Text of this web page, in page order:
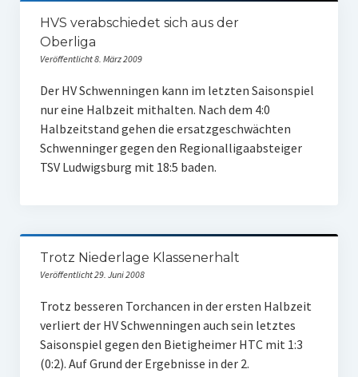
HVS verabschiedet sich aus der
Oberliga
Veröffentlicht 8. März 2009
Der HV Schwenningen kann im letzten Saisonspiel
nur eine Halbzeit mithalten. Nach dem 4:0
Halbzeitstand gehen die ersatzgeschwächten
Schwenninger gegen den Regionalligaabsteiger
TSV Ludwigsburg mit 18:5 baden.
Trotz Niederlage Klassenerhalt
Veröffentlicht 29. Juni 2008
Trotz besseren Torchancen in der ersten Halbzeit
verliert der HV Schwenningen auch sein letztes
Saisonspiel gegen den Bietigheimer HTC mit 1:3
(0:2). Auf Grund der Ergebnisse in der 2.